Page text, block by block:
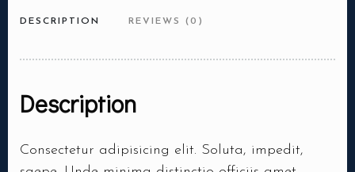
DESCRIPTION REVIEWS (0)
Description
Consectetur adipisicing elit. Soluta, impedit,